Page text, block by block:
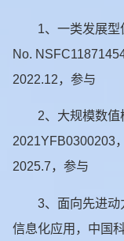
1、一类发展
No.
2022.12，参与
2、大规模数
2021YFB0300203
2025.7，参与
3、面向先进
信息化应用，中国